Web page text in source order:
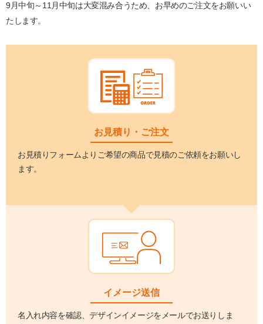
9月中旬～11月中旬は大変混み合うため、お早めのご注文をお願いい
たします。
お見積り・ご注文
お見積りフォームよりご希望の商品で見積のご依頼をお願いし
ます。
イメージ送信
名入れ内容を確認、デザインイメージをメールでお送りしま